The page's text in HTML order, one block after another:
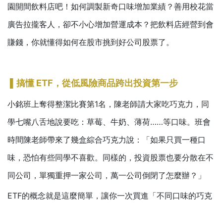
園開間飲料店吧！如何調製新奇口味增加業績？善用校花當
廣告拉攏客人，卻不小心增加營運成本？把飲料店經營到會
賺錢，你就懂得如何在股市挑到好公司股票了。
搞懂 ETF ，從低風險商品跨出投資第一步
小銘班上奪得整潔比賽第1名，陳老師請大家吃巧克力，同
學七嘴八舌地說要吃：草莓、牛奶、薄荷……等口味。班會
時間陳老師帶來了幾盒綜合巧克力說：「如果只買一種口
味，恐怕有些同學不喜歡。同樣的，投資股票也要分散在不
同公司，單獨重押一家公司，萬一公司倒閉了怎麼辦？」
ETF的概念就是這麼簡單，讓你一次買進「不同口味的巧克